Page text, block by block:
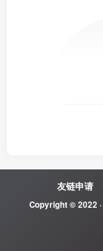
友链申请
Copyright © 2022 ·